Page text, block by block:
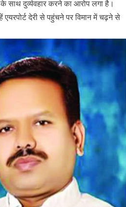
साथ दुर्व्यवहार करने का आरोप लगा है।
देरी से पहुंचने पर विमान में चढ़ने से